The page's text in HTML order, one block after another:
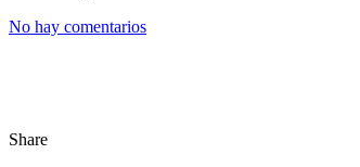
No hay comentarios
Share